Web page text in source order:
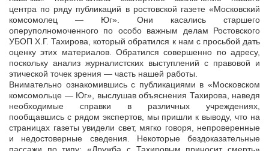
центра по ряду публикаций в ростовской газете «Московский
комсомолец — Юг». Они касались старшего
оперуполномоченного по особо важным делам Ростовского
УБОП Х.Г. Тахирова, который обратился к нам с просьбой дать
оценку этих материалов. Обратился совершенно по адресу,
поскольку анализ журналистских выступлений с правовой и
этической точек зрения — часть нашей работы.
Внимательно ознакомившись с публикациями в «Московском
комсомольце — Юг», выслушав объяснения Тахирова, наведя
необходимые справки в различных учреждениях,
пообщавшись с рядом экспертов, мы пришли к выводу, что на
страницах газеты увидели свет, мягко говоря, непроверенные
и недостоверные сведения. Некоторые бездоказательные